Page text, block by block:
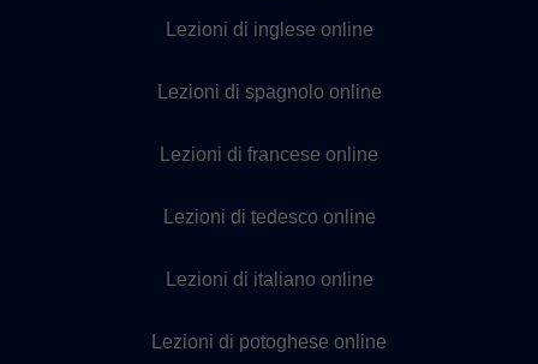
Lezioni di inglese online
Lezioni di spagnolo online
Lezioni di francese online
Lezioni di tedesco online
Lezioni di italiano online
Lezioni di potoghese online